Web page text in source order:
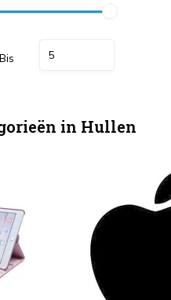
Bis
in Hullen